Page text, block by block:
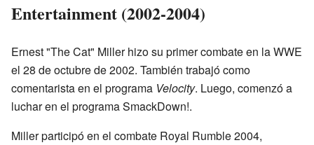
Entertainment (2002-2004)
Ernest "The Cat" Miller hizo su primer combate en la WWE
el 28 de octubre de 2002. También trabajó como
comentarista en el programa Velocity. Luego, comenzó a
luchar en el programa SmackDown!.
Miller participó en el combate Royal Rumble 2004,